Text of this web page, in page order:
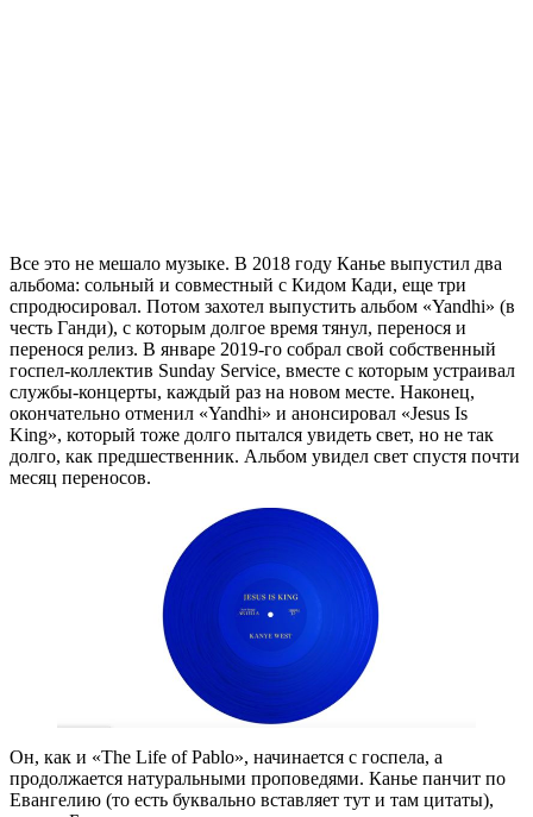
Все это не мешало музыке. В 2018 году Канье выпустил два
альбома: сольный и совместный с Кидом Кади, еще три
спродюсировал. Потом захотел выпустить альбом «Yandhi» (в
честь Ганди), с которым долгое время тянул, перенося и
перенося релиз. В январе 2019-го собрал свой собственный
госпел-коллектив Sunday Service, вместе с которым устраивал
службы-концерты, каждый раз на новом месте. Наконец,
окончательно отменил «Yandhi» и анонсировал «Jesus Is
King», который тоже долго пытался увидеть свет, но не так
долго, как предшественник. Альбом увидел свет спустя почти
месяц переносов.
Он, как и «The Life of Pablo», начинается с госпела, а
продолжается натуральными проповедями. Канье панчит по
Евангелию (то есть буквально вставляет тут и там цитаты),